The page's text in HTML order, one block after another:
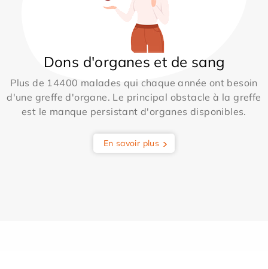
Dons d'organes et de sang
Plus de 14400 malades qui chaque année ont besoin
d'une greffe d'organe. Le principal obstacle à la greffe
est le manque persistant d'organes disponibles.
En savoir plus